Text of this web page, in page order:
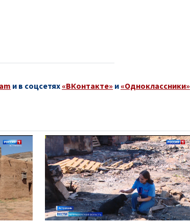
и в соцсетях «ВКонтакте» и «Одноклассники»